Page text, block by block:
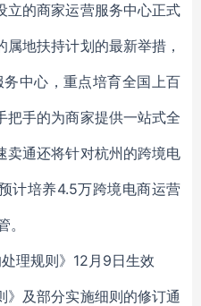
立的商家运营服务中心正式
地扶持计划的最新举措，
中心，重点培育全国上百
把手的为商家提供一站式全
卖通还将针对杭州的跨境电
计培养4.5万跨境电商运营
理规则》12月9日生效
》及部分实施细则的修订通